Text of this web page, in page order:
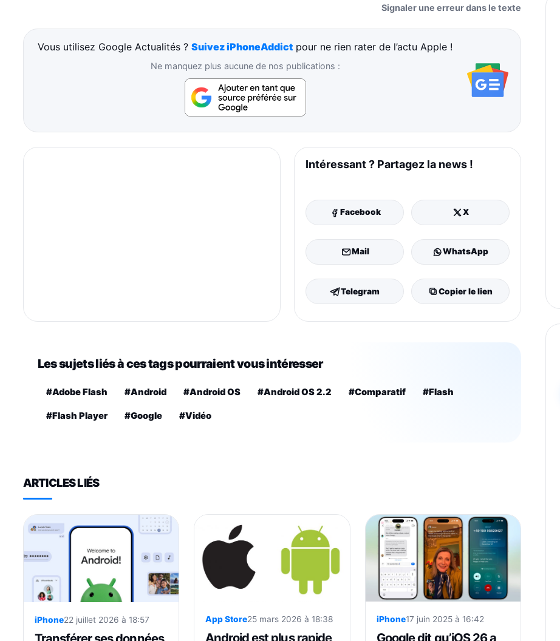
Signaler une erreur dans le texte
Vous utilisez Google Actualités ?Suivez iPhoneAddict pour ne rien rater de l’actu Apple !
Ne manquez plus aucune de nos publications :
Intéressant ? Partagez la news !
Facebook X
Mail WhatsApp
Telegram Copier le lien
Les sujets liés à ces tags pourraient vous intéresser
#Adobe Flash #Android #Android OS #Android OS 2.2 #Comparatif #Flash
#Flash Player #Google #Vidéo
ARTICLES LIÉS
iPhone22 juillet 2026 à 18:57 App Store25 mars 2026 à 18:38
Android est plus rapide
iPhone17 juin 2025 à 16:42
Google dit qu’iOS 26 a